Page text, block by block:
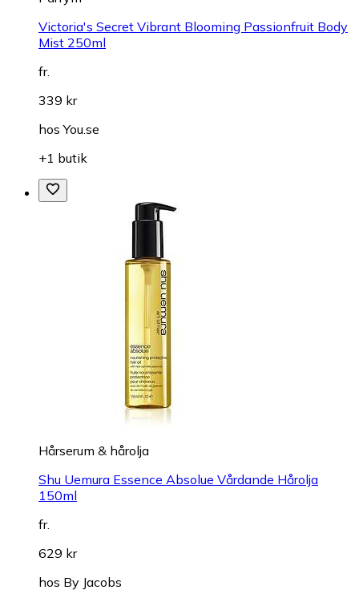
Victoria's Secret Vibrant Blooming Passionfruit Body
Mist 250ml
fr.
339 kr
hos You.se
+1 butik
Hårserum & hårolja
Shu Uemura Essence Absolue Vårdande Hårolja
150ml
fr.
629 kr
hos By Jacobs